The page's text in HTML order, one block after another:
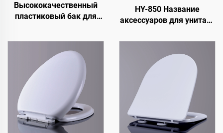
Высококачественный
пластиковый бак для
двойного спуска воды
HY-850 Название
аксессуаров для унитаза
бак Унитаз Емкость для
воды